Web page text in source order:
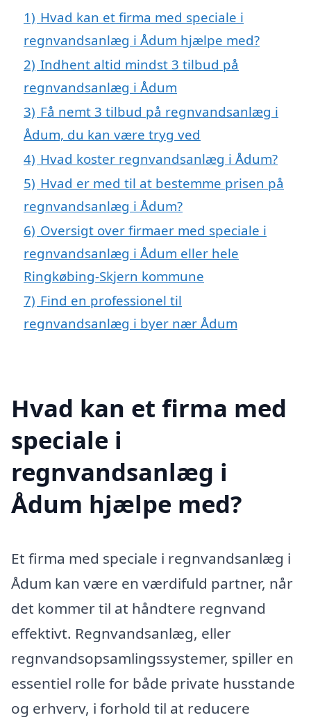
1) Hvad kan et firma med speciale i
regnvandsanlæg i Ådum hjælpe med?
2) Indhent altid mindst 3 tilbud på
regnvandsanlæg i Ådum
3) Få nemt 3 tilbud på regnvandsanlæg i
Ådum, du kan være tryg ved
4) Hvad koster regnvandsanlæg i Ådum?
5) Hvad er med til at bestemme prisen på
regnvandsanlæg i Ådum?
6) Oversigt over firmaer med speciale i
regnvandsanlæg i Ådum eller hele
Ringkøbing-Skjern kommune
7) Find en professionel til
regnvandsanlæg i byer nær Ådum
Hvad kan et firma med
speciale i
regnvandsanlæg i
Ådum hjælpe med?
Et firma med speciale i regnvandsanlæg i
Ådum kan være en værdifuld partner, når
det kommer til at håndtere regnvand
effektivt. Regnvandsanlæg, eller
regnvandsopsamlingssystemer, spiller en
essentiel rolle for både private husstande
og erhverv, i forhold til at reducere